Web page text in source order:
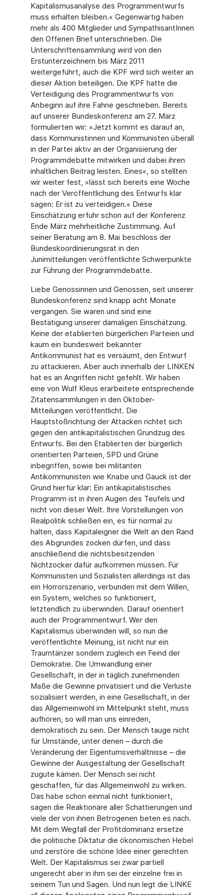
Kapitalismusanalyse des Programmentwurfs
muss erhalten bleiben.« Gegenwärtig haben
mehr als 400 Mitglieder und SympathisantInnen
den Offenen Brief unterschrieben. Die
Unterschriftensammlung wird von den
Erstunterzeichnern bis März 2011
weitergeführt, auch die KPF wird sich weiter an
dieser Aktion beteiligen. Die KPF hatte die
Verteidigung des Programmentwurfs von
Anbeginn auf ihre Fahne geschrieben. Bereits
auf unserer Bundeskonferenz am 27. März
formulierten wir: »Jetzt kommt es darauf an,
dass Kommunistinnen und Kommunisten überall
in der Partei aktiv an der Organisierung der
Programmdebatte mitwirken und dabei ihren
inhaltlichen Beitrag leisten. Eines«, so stellten
wir weiter fest, »lässt sich bereits eine Woche
nach der Veröffentlichung des Entwurfs klar
sagen: Er ist zu verteidigen.« Diese
Einschätzung erfuhr schon auf der Konferenz
Ende März mehrheitliche Zustimmung. Auf
seiner Beratung am 8. Mai beschloss der
Bundeskoordinierungsrat in den
Junimitteilungen veröffentlichte Schwerpunkte
zur Führung der Programmdebatte.
Liebe Genossinnen und Genossen, seit unserer
Bundeskonferenz sind knapp acht Monate
vergangen. Sie waren und sind eine
Bestätigung unserer damaligen Einschätzung.
Keine der etablierten bürgerlichen Parteien und
kaum ein bundesweit bekannter
Antikommunist hat es versäumt, den Entwurf
zu attackieren. Aber auch innerhalb der LINKEN
hat es an Angriffen nicht gefehlt. Wir haben
eine von Wulf Kleus erarbeitete entsprechende
Zitatensammlungen in den Oktober-
Mitteilungen veröffentlicht. Die
Hauptstoßrichtung der Attacken richtet sich
gegen den antikapitalistischen Grundzug des
Entwurfs. Bei den Etablierten der bürgerlich
orientierten Parteien, SPD und Grüne
inbegriffen, sowie bei militanten
Antikommunisten wie Knabe und Gauck ist der
Grund hierfür klar: Ein antikapitalistisches
Programm ist in ihren Augen des Teufels und
nicht von dieser Welt. Ihre Vorstellungen von
Realpolitik schließen ein, es für normal zu
halten, dass Kapitaleigner die Welt an den Rand
des Abgrundes zocken dürfen, und dass
anschließend die nichtsbesitzenden
Nichtzocker dafür aufkommen müssen. Für
Kommunisten und Sozialisten allerdings ist das
ein Horrorszenario, verbunden mit dem Willen,
ein System, welches so funktioniert,
letztendlich zu überwinden. Darauf orientiert
auch der Programmentwurf. Wer den
Kapitalismus überwinden will, so nun die
veröffentlichte Meinung, ist nicht nur ein
Traumtänzer sondern zugleich ein Feind der
Demokratie. Die Umwandlung einer
Gesellschaft, in der in täglich zunehmenden
Maße die Gewinne privatisiert und die Verluste
sozialisiert werden, in eine Gesellschaft, in der
das Allgemeinwohl im Mittelpunkt steht, muss
aufhören, so will man uns einreden,
demokratisch zu sein. Der Mensch tauge nicht
für Umstände, unter denen – durch die
Veränderung der Eigentumsverhältnisse – die
Gewinne der Ausgestaltung der Gesellschaft
zugute kämen. Der Mensch sei nicht
geschaffen, für das Allgemeinwohl zu wirken.
Das habe schon einmal nicht funktioniert,
sagen die Reaktionäre aller Schattierungen und
viele der von ihnen Betrogenen beten es nach.
Mit dem Wegfall der Profitdominanz ersetze
die politische Diktatur die ökonomischen Hebel
und zerstöre die schöne Idee einer gerechten
Welt. Der Kapitalismus sei zwar partiell
ungerecht aber in ihm sei der einzelne frei in
seinem Tun und Sagen. Und nun legt die LINKE